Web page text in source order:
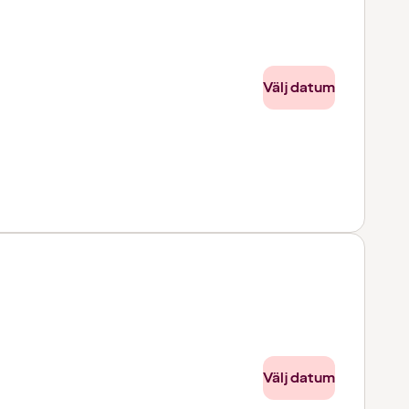
Välj datum
Välj datum